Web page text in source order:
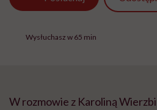
Wysłuchasz w 65 min
W rozmowie z Karoliną